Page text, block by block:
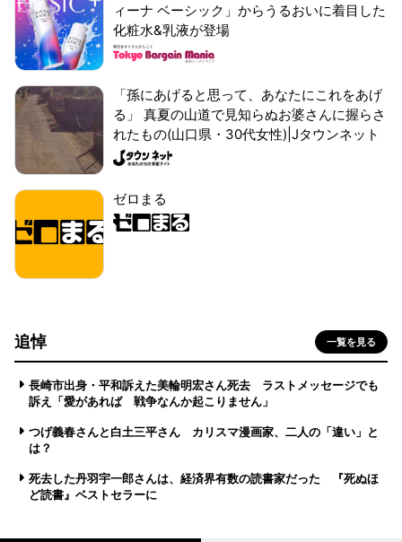
ィーナ ベーシック」からうるおいに着目した
化粧水&乳液が登場
「孫にあげると思って、あなたにこれをあげ
る」 真夏の山道で見知らぬお婆さんに握らさ
れたもの(山口県・30代女性)|Jタウンネット
ゼロまる
追悼 一覧を見る
長崎市出身・平和訴えた美輪明宏さん死去 ラストメッセージでも
訴え「愛があれば 戦争なんか起こりません」
つげ義春さんと白土三平さん カリスマ漫画家、二人の「違い」と
は？
死去した丹羽宇一郎さんは、経済界有数の読書家だった 『死ぬほ
ど読書』ベストセラーに